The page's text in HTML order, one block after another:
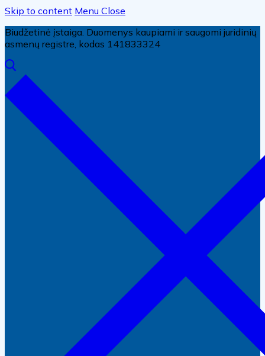
Skip to content Menu Close
Biudžetinė įstaiga. Duomenys kaupiami ir saugomi juridinių
asmenų registre, kodas 141833324